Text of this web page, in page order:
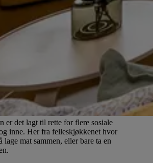
er det lagt til rette for flere sosiale
inne. Her fra felleskjøkkenet hvor
lage mat sammen, eller bare ta en